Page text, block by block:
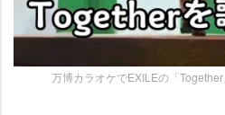
万博カラオケでEXILEの「